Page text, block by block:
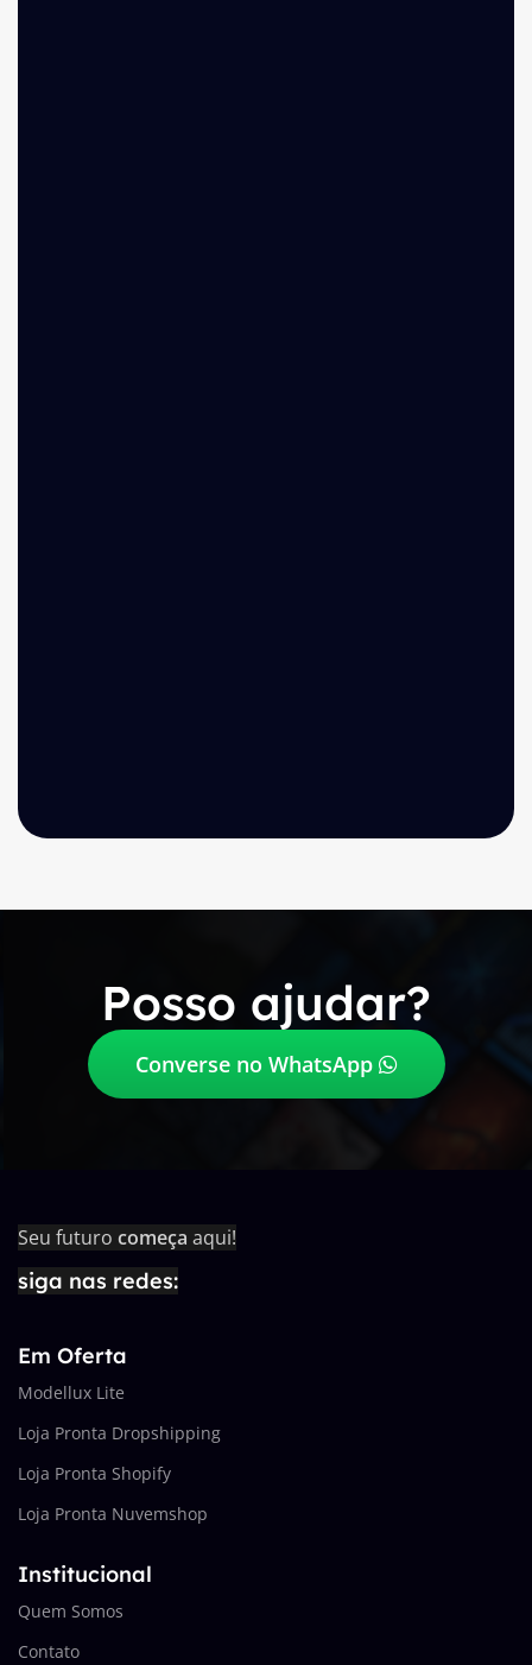
Posso ajudar?
Converse no WhatsApp
Seu futuro começa aqui!
siga nas redes:
Em Oferta
Modellux Lite
Loja Pronta Dropshipping
Loja Pronta Shopify
Loja Pronta Nuvemshop
Institucional
Quem Somos
Contato